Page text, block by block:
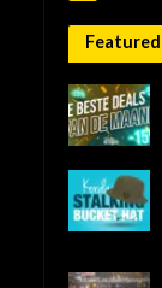
Featured